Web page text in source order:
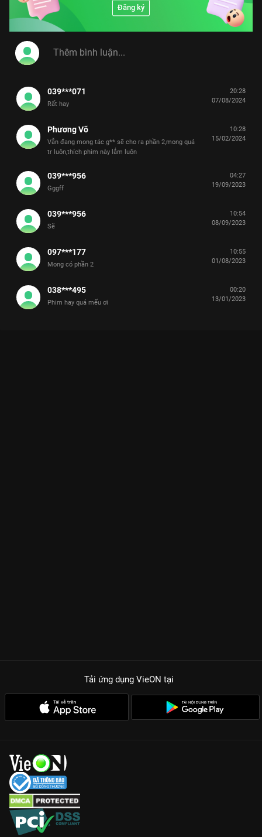
Đăng ký
039***071
Rất hay
20:28
07/08/2024
Phương Võ
Vẫn đang mong tác g** sẽ cho ra phần 2,mong quá
tr luôn,thích phim này lắm luôn
10:28
15/02/2024
039***956
Gggff
04:27
19/09/2023
039***956
Sẽ
10:54
08/09/2023
097***177
Mong có phần 2
10:55
01/08/2023
038***495
Phim hay quá mếu ơi
00:20
13/01/2023
Tải ứng dụng VieON tại